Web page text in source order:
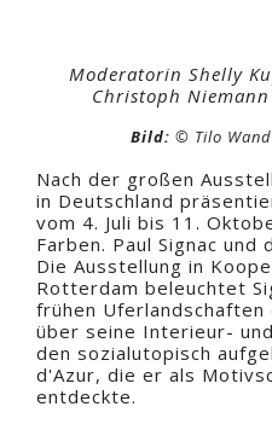
Moderatorin Shelly
Christoph
Bild: © Tilo
Nach der großen
in Deutschland
vom 4. Juli bis 11.
Farben. Paul Signac
Die Ausstellung in
Rotterdam beleuchtet
frühen
über seine Interieur-
den sozialutopisch
d'Azur, die er als
entdeckte.